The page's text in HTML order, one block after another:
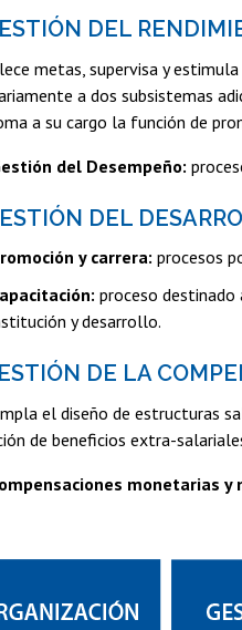
DEL
metas, supervisa y
a dos subsistemas
a su cargo la función de
del Desempeño:
DEL
y carrera: procesos
proceso
y desarrollo.
DE LA
el diseño de estructuras
de beneficios extra-
monetarias y